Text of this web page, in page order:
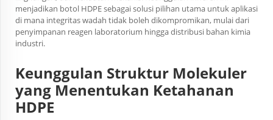
menjadikan botol HDPE sebagai solusi pilihan utama untuk aplikasi
di mana integritas wadah tidak boleh dikompromikan, mulai dari
penyimpanan reagen laboratorium hingga distribusi bahan kimia
industri.
Keunggulan Struktur Molekuler
yang Menentukan Ketahanan
HDPE